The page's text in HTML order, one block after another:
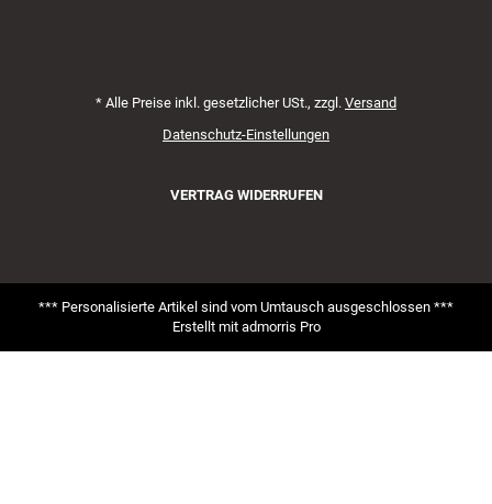
* Alle Preise inkl. gesetzlicher USt., zzgl. Versand
Datenschutz-Einstellungen
VERTRAG WIDERRUFEN
*** Personalisierte Artikel sind vom Umtausch ausgeschlossen ***
Erstellt mit admorris Pro